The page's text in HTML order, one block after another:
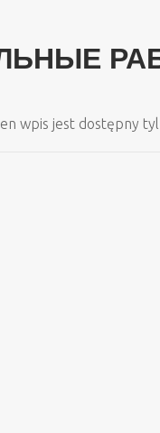
wpis jest dostępny